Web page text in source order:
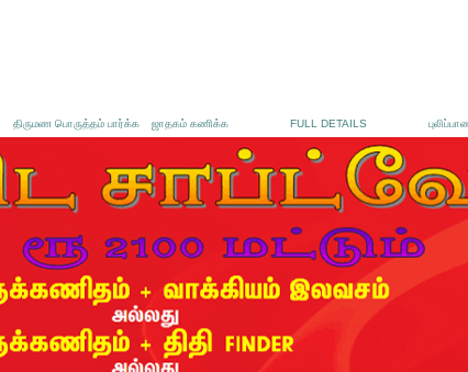
திருமண பொருத்தம் பார்க்க ஜாதகம் கணிக்க FULL DETAILS